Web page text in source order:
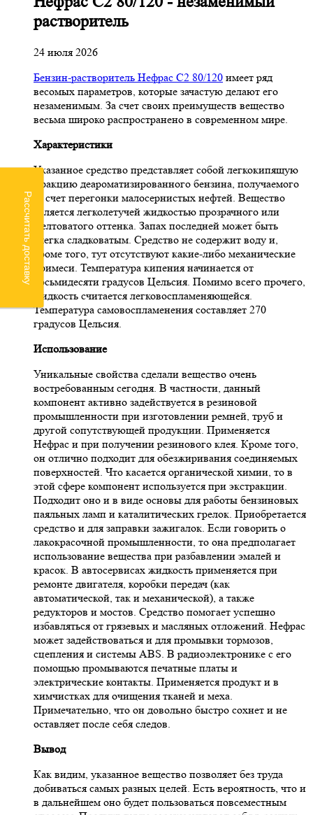
растворитель
24 июля 2026
Бензин-растворитель Нефрас С2 80/120 имеет ряд
весомых параметров, которые зачастую делают его
незаменимым. За счет своих преимуществ вещество
весьма широко распространено в современном мире.
Характеристики
Указанное средство представляет собой легкокипящую
фракцию деароматизированного бензина, получаемого
за счет перегонки малосернистых нефтей. Вещество
является легколетучей жидкостью прозрачного или
желтоватого оттенка. Запах последней может быть
слегка сладковатым. Средство не содержит воду и,
кроме того, тут отсутствуют какие-либо механические
примеси. Температура кипения начинается от
восьмидесяти градусов Цельсия. Помимо всего прочего,
жидкость считается легковоспламеняющейся.
Температура самовоспламенения составляет 270
градусов Цельсия.
Использование
Уникальные свойства сделали вещество очень
востребованным сегодня. В частности, данный
компонент активно задействуется в резиновой
промышленности при изготовлении ремней, труб и
другой сопутствующей продукции. Применяется
Нефрас и при получении резинового клея. Кроме того,
он отлично подходит для обезжиривания соединяемых
поверхностей. Что касается органической химии, то в
этой сфере компонент используется при экстракции.
Подходит оно и в виде основы для работы бензиновых
паяльных ламп и каталитических грелок. Приобретается
средство и для заправки зажигалок. Если говорить о
лакокрасочной промышленности, то она предполагает
использование вещества при разбавлении эмалей и
красок. В автосервисах жидкость применяется при
ремонте двигателя, коробки передач (как
автоматической, так и механической), а также
редукторов и мостов. Средство помогает успешно
избавляться от грязевых и масляных отложений. Нефрас
может задействоваться и для промывки тормозов,
сцепления и системы ABS. В радиоэлектронике с его
помощью промываются печатные платы и
электрические контакты. Применяется продукт и в
химчистках для очищения тканей и меха.
Примечательно, что он довольно быстро сохнет и не
оставляет после себя следов.
Вывод
Как видим, указанное вещество позволяет без труда
добиваться самых разных целей. Есть вероятность, что и
в дальнейшем оно будет пользоваться повсеместным
Рассчитать доставку